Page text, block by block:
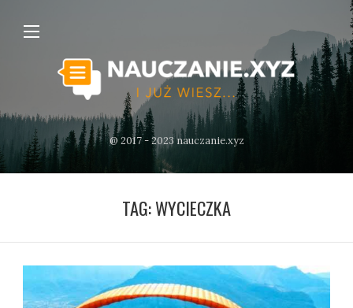
@ 2017 - 2023 nauczanie.xyz
TAG:WYCIECZKA